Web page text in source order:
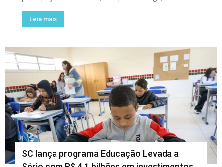
Leia mais
SC lança programa Educação Levada a